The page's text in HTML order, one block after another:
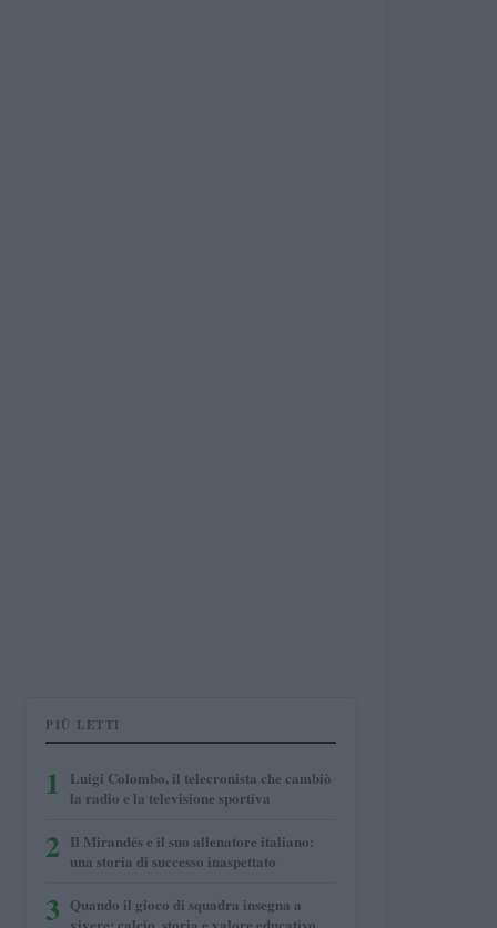
PIÙ LETTI
1
Luigi Colombo, il telecronista che cambiò
la radio e la televisione sportiva
2 Il Mirandés e il suo allenatore italiano:
una storia di successo inaspettato
3 Quando il gioco di squadra insegna a